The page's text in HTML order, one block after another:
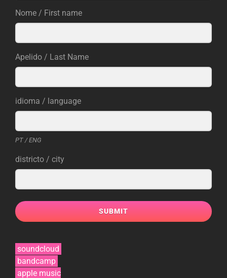
Nome / First name
Apelido / Last Name
idioma / language
PT / ENG
districto / city
SUBMIT
soundcloud
bandcamp
apple music